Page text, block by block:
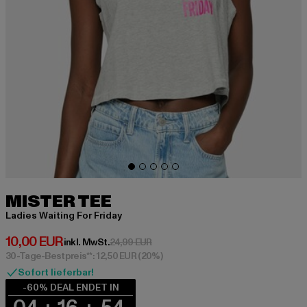
MISTER TEE
Ladies Waiting For Friday
10,00 EUR
Derzeitiger Preis: 10,00 EUR
inkl. MwSt.24,99 EURAktionspreis: 24,99 EUR
30-Tage-Bestpreis**: 12,50 EUR(20%)
Sofort lieferbar!
-60% DEAL ENDET IN